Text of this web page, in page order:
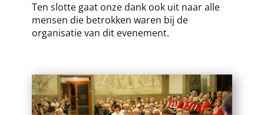
Ten slotte gaat onze dank ook uit naar alle
mensen die betrokken waren bij de
organisatie van dit evenement.